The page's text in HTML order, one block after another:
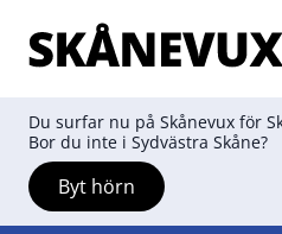
Skånevux
Du surfar nu på Skånevux för
Bor du inte i Sydvästra Skåne?
Byt hörn